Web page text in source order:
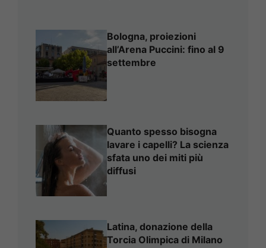
Bologna, proiezioni
all’Arena Puccini: fino al 9
settembre
Quanto spesso bisogna
lavare i capelli? La scienza
sfata uno dei miti più
diffusi
Latina, donazione della
Torcia Olimpica di Milano